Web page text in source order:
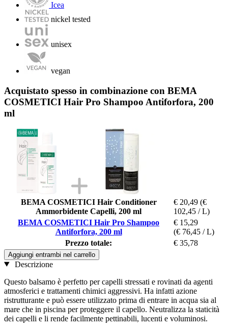
Icea
nickel tested
unisex
vegan
Acquistato spesso in combinazione con BEMA
COSMETICI Hair Pro Shampoo Antiforfora, 200
ml
BEMA COSMETICI Hair Conditioner
Ammorbidente Capelli, 200 ml
€ 20,49 (€
102,45 / L)
BEMA COSMETICI Hair Pro Shampoo
Antiforfora, 200 ml
€ 15,29
(€ 76,45 / L)
Prezzo totale:
€ 35,78
Aggiungi entrambi nel carrello
Descrizione
Questo balsamo è perfetto per capelli stressati e rovinati da agenti
atmosferici e trattamenti chimici aggressivi. Ha infatti azione
ristrutturante e può essere utilizzato prima di entrare in acqua sia al
mare che in piscina per proteggere il capello. Neutralizza la staticità
dei capelli e li rende facilmente pettinabili, lucenti e voluminosi.